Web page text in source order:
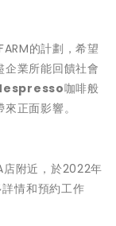
的計劃，希望
業所能回饋社會
咖啡般
正面影響。
店附近，於2022年
情和預約工作